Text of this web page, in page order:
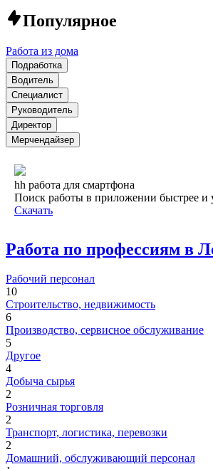
Популярное
Работа из дома
Подработка
Водитель
Специалист
Руководитель
Директор
Мерчендайзер
hh работа для смартфона
Поиск работы в приложении быстрее и
Скачать
Работа по профессиям в
Рабочий персонал
10
Строительство, недвижимость
6
Производство, сервисное обслуживание
5
Другое
4
Добыча сырья
2
Розничная торговля
2
Транспорт, логистика, перевозки
2
Домашний, обслуживающий персонал